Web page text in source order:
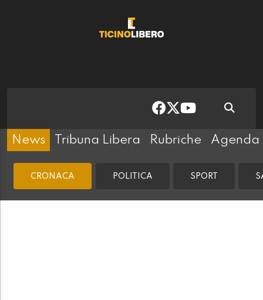
News Tribuna Libera Rubriche Agenda
CRONACA POLITICA SPORT